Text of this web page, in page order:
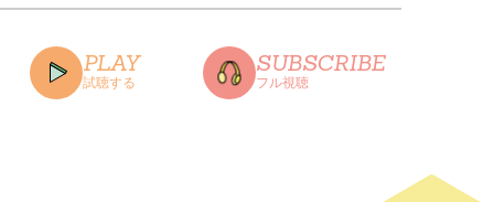
CLOSE
PLAY
試聴する
SUBSCRIBE
フル視聴